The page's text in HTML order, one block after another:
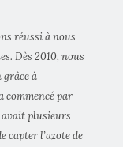
réussi à nous
Dès 2010, nous
à
commencé par
avait plusieurs
capter l’azote de